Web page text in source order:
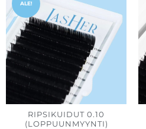
ALE!
RIPSIKUIDUT 0.10
(LOPPUUNMYYNTI)
-
9,90 €